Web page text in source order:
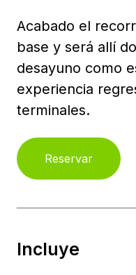
Acabado el
base y será allí
desayuno como
experiencia
terminales.
Reservar
Incluye